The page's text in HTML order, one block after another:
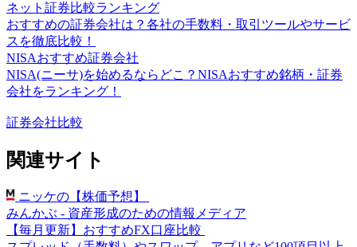
ネット証券比較ランキング
おすすめの証券会社は？各社の手数料・取引ツールやサービ
スを徹底比較！
NISAおすすめ証券会社
NISA(ニーサ)を始めるならどこ？NISAおすすめ銘柄・証券
会社をランキング！
証券会社比較
関連サイト
ニッケの【株価予想】
みんかぶ - 資産形成のための情報メディア
【毎月更新】おすすめFX口座比較